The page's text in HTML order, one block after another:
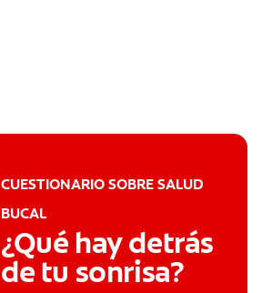
CUESTIONARIO SOBRE SALUD
BUCAL
¿Qué hay detrás
de tu sonrisa?